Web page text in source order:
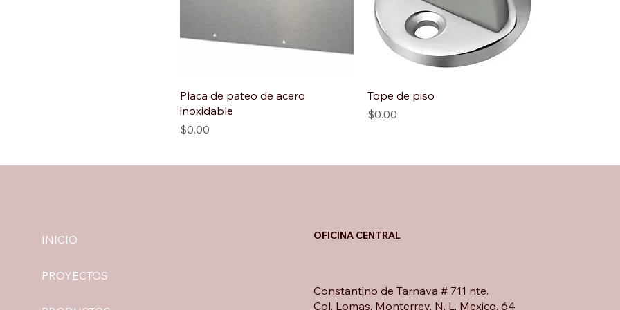
Placa de pateo de acero
inoxidable
Precio
$0.00
Tope de piso
Precio
$0.00
INICIO
PROYECTOS
OFICINA CENTRAL
Constantino de Tarnava # 711 nte.
Col. Lomas, Monterrey, N. L. Mexico. 64